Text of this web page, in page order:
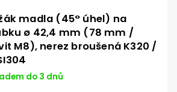
madla (45° úhel) na
ø 42,4 mm (78 mm /
M8), nerez broušená K320 /
do 3 dnů